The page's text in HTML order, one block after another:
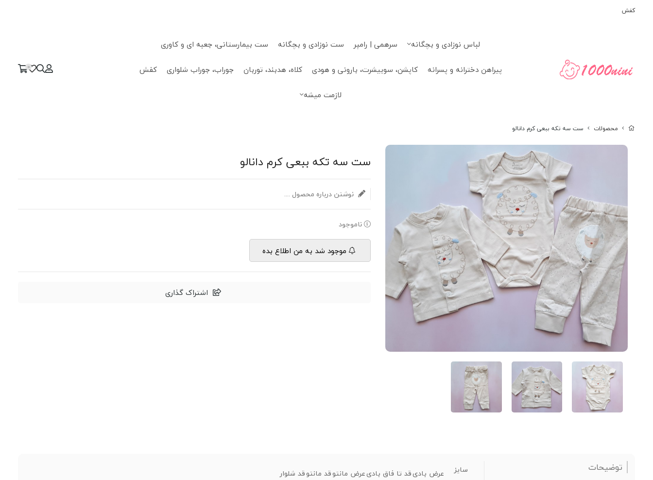
کفش
لباس نوزادی و بچگانه سرهمی | رامپر ست نوزادی و بچگانه
ست بیمارستانی، جعبه ای و کاوری
پیراهن دخترانه و پسرانه
کاپشن، سوییشرت، بارونی و هودی کلاه، هدبند، توربان جوراب، جوراب شلواری
کفش
لازمت میشه
0
محصولات ست سه تکه ببعی کرم دانالو
ست سه تکه ببعی کرم دانالو
نوشتن درباره محصول ....
ناموجود
موجود شد به من اطلاع بده
اشتراک گذاری
توضیحات
سایز عرض بادیقد تا فاق بادیعرض مانتوقد مانتوقد شلوار